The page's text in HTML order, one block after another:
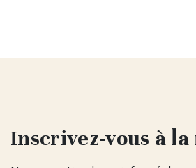
Inscrivez-vous à